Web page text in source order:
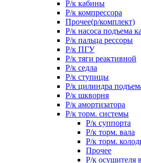
Р/к кабины
Р/к компрессора
Прочее(р/комплект)
Р/к насоса подъема
Р/к пальца рессоры
Р/к ПГУ
Р/к тяги реактивной
Р/к седла
Р/к ступицы
Р/к цилиндра
Р/к шкворня
Р/к амортизатора
Р/к торм. системы
Р/к суппорта
Р/к торм. вала
Р/к торм.
Прочее
Р/к осушителя